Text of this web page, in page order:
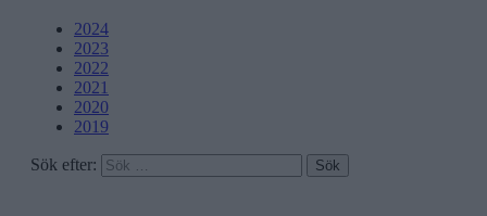
2024
2023
2022
2021
2020
2019
Sök efter: